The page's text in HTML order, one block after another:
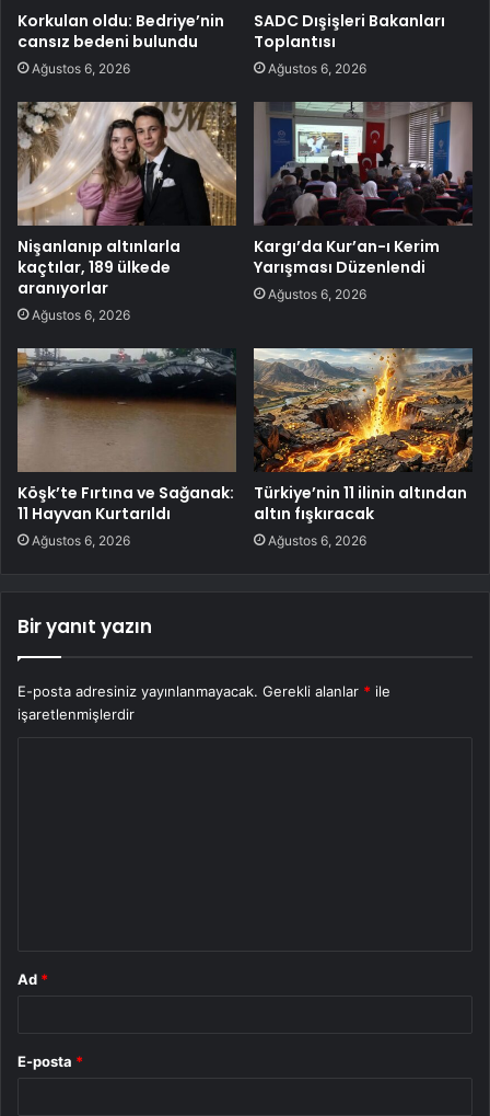
Korkulan oldu: Bedriye’nin
cansız bedeni bulundu
Ağustos 6, 2026
SADC Dışişleri Bakanları
Toplantısı
Ağustos 6, 2026
Nişanlanıp altınlarla
kaçtılar, 189 ülkede
aranıyorlar
Ağustos 6, 2026
Kargı’da Kur’an-ı Kerim
Yarışması Düzenlendi
Ağustos 6, 2026
Köşk’te Fırtına ve Sağanak:
11 Hayvan Kurtarıldı
Ağustos 6, 2026
Türkiye’nin 11 ilinin altından
altın fışkıracak
Ağustos 6, 2026
Bir yanıt yazın
E-posta adresiniz yayınlanmayacak. Gerekli alanlar * ile
işaretlenmişlerdir
Ad *
E-posta *